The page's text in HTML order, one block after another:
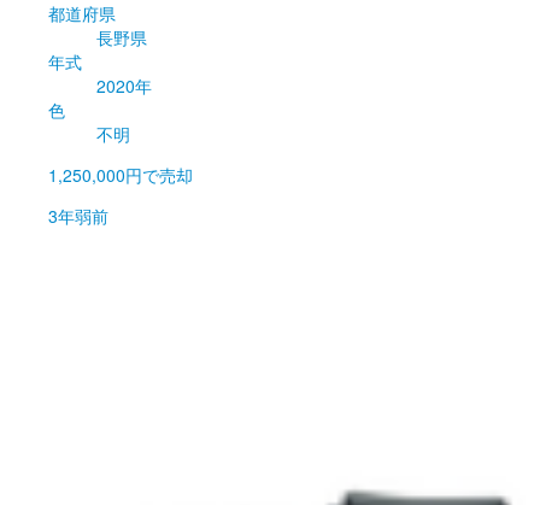
都道府県
長野県
年式
2020年
色
不明
1,250,000円で売却
3年弱前